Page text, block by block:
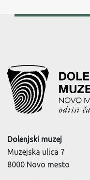
Dolenjski muzej
Muzejska ulica 7
8000 Novo mesto